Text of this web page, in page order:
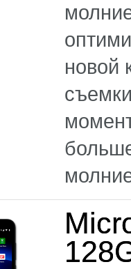
новой